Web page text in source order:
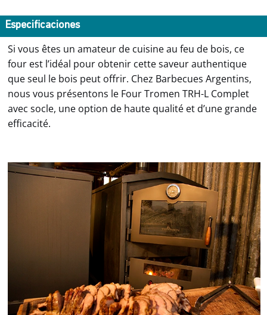
Especificaciones
Si vous êtes un amateur de cuisine au feu de bois, ce
four est l’idéal pour obtenir cette saveur authentique
que seul le bois peut offrir. Chez Barbecues Argentins,
nous vous présentons le Four Tromen TRH-L Complet
avec socle, une option de haute qualité et d’une grande
efficacité.